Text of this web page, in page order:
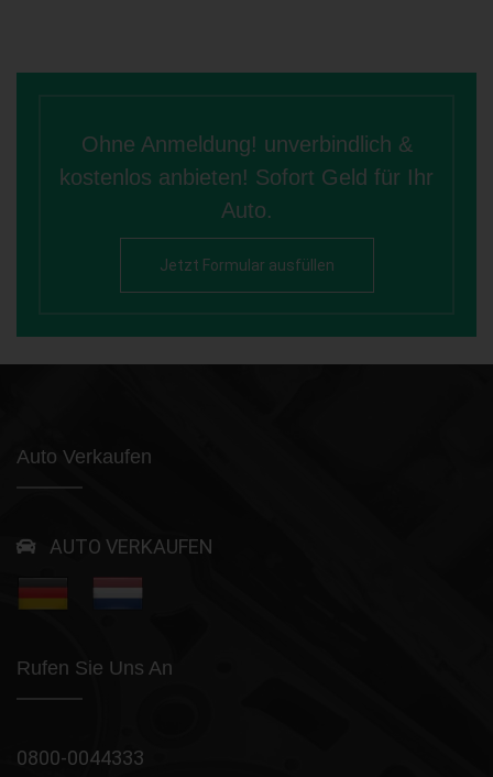
Ohne Anmeldung! unverbindlich &
kostenlos anbieten! Sofort Geld für Ihr
Auto.
Jetzt Formular ausfüllen
Auto Verkaufen
AUTO VERKAUFEN
Rufen Sie Uns An
0800-0044333